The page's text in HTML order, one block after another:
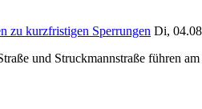
zu kurzfristigen Sperrungen Di,
und Struckmannstraße führen